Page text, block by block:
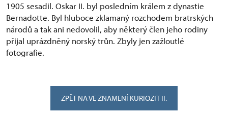
1905 sesadil. Oskar II. byl posledním králem z dynastie
Bernadotte. Byl hluboce zklamaný rozchodem bratrských
národů a tak ani nedovolil, aby některý člen jeho rodiny
přijal uprázdněný norský trůn. Zbyly jen zažloutlé
fotografie.
ZPĚT NA VE ZNAMENÍ KURIOZIT II.